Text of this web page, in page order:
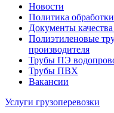
Новости
Политика
Документы
Полиэтиленовые
производителя
Трубы ПЭ
Трубы ПВХ
Вакансии
Услуги грузоперевозки